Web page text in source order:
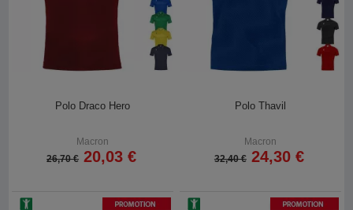
Polo Draco Hero
Macron
26,70 € 20,03 €
Polo Thavil
Macron
32,40 € 24,30 €
Promotion Promotion